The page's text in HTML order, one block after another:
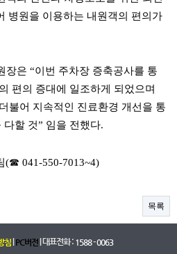
병원을 이용하는 내원객의 편의가
장은 “이번 주차장 증축공사를 통
편의 증대에 일조하게 되었으며
불어 지속적인 진료환경 개선을 통
할 것” 임을 전했다.
(☎ 041-550-7013~4)
목록
침|PC버전| 대표전화 : 1588 - 0063